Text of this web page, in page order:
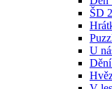
ŠD
U